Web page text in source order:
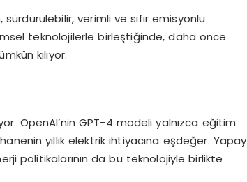
verimli ve sıfır emisyonlu
teknolojilerle birleştiğinde, daha önce
kılıyor.
OpenAI’nin GPT-4 modeli yalnızca eğitim
yıllık elektrik ihtiyacına eşdeğer. Yapay
politikalarının da bu teknolojiyle birlikte